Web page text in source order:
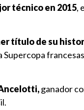
técnico en 2015,
título de su
Supercopa
ganador